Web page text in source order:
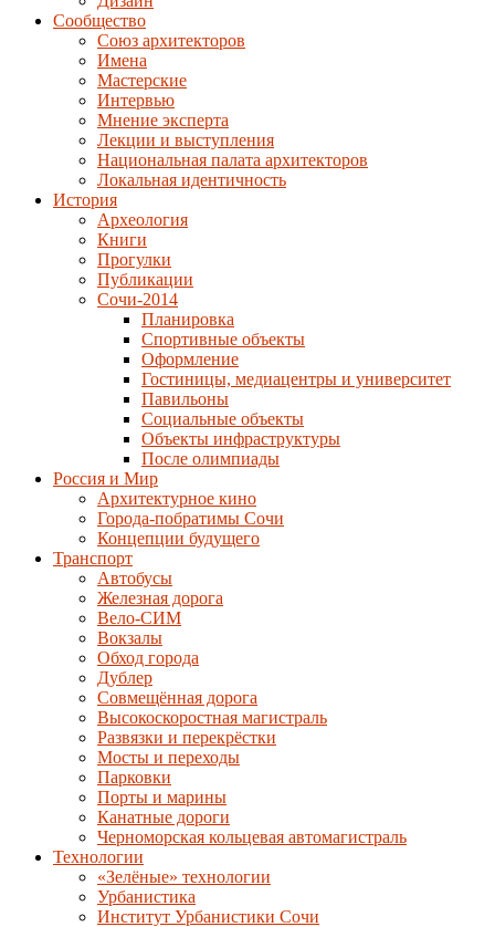
Сообщество
Союз архитекторов
Имена
Мастерские
Интервью
Мнение эксперта
Лекции и выступления
Национальная палата архитекторов
Локальная идентичность
История
Археология
Книги
Прогулки
Публикации
Сочи-2014
Планировка
Спортивные объекты
Оформление
Гостиницы, медиацентры и университет
Павильоны
Социальные объекты
Объекты инфраструктуры
После олимпиады
Россия и Мир
Архитектурное кино
Города-побратимы Сочи
Концепции будущего
Транспорт
Автобусы
Железная дорога
Вело-СИМ
Вокзалы
Обход города
Дублер
Совмещённая дорога
Высокоскоростная магистраль
Развязки и перекрёстки
Мосты и переходы
Парковки
Порты и марины
Канатные дороги
Черноморская кольцевая автомагистраль
Технологии
«Зелёные» технологии
Урбанистика
Институт Урбанистики Сочи